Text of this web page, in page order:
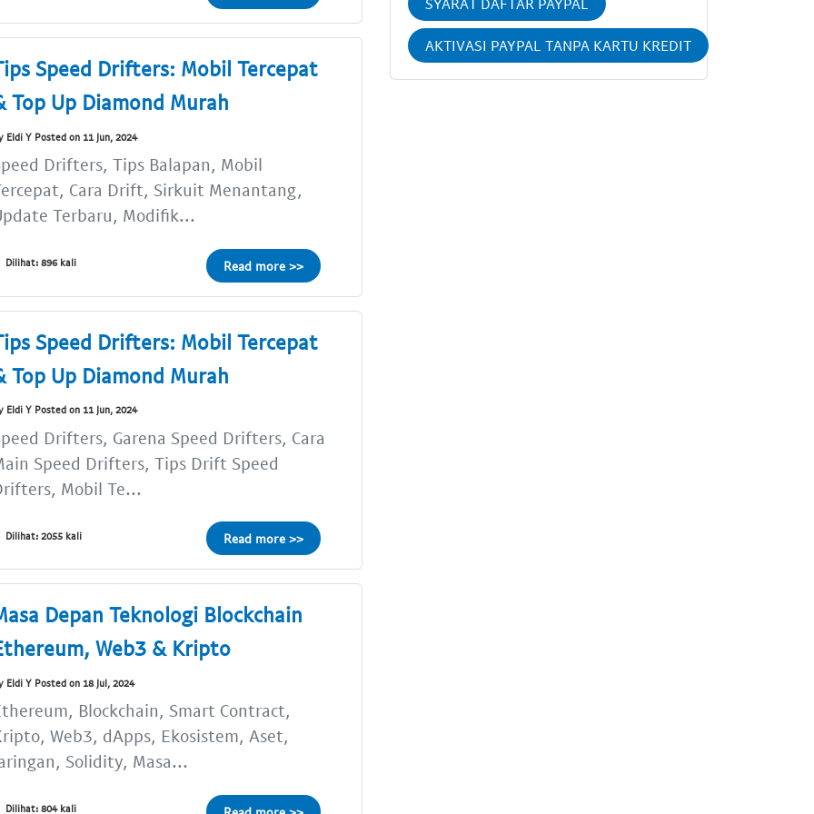
Speed Drifters: Mobil Tercepat
Top Up Diamond Murah
Eldi Y Posted on 11 Jun, 2024
Drifters, Tips Balapan, Mobil
Cara Drift, Sirkuit Menantang,
Terbaru, Modifik...
Dilihat: 896 kali Read more >>
Speed Drifters: Mobil Tercepat
Top Up Diamond Murah
Eldi Y Posted on 11 Jun, 2024
Drifters, Garena Speed Drifters, Cara
Speed Drifters, Tips Drift Speed
Mobil Te...
Dilihat: 2055 kali Read more >>
Depan Teknologi Blockchain
Web3 & Kripto
Eldi Y Posted on 18 Jul, 2024
Blockchain, Smart Contract,
Web3, dApps, Ekosistem, Aset,
Solidity, Masa...
Dilihat: 804 kali
SYARAT DAFTAR PAYPAL
AKTIVASI PAYPAL TANPA KARTU KREDIT